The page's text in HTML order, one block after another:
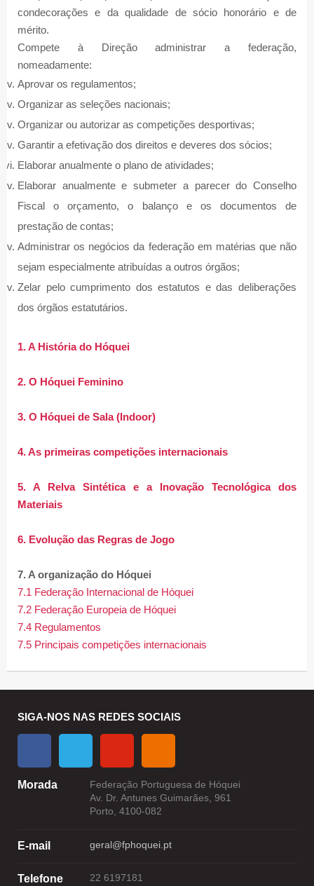
condecorações e da qualidade de sócio honorário e de
mérito.
Compete à Direção administrar a federação,
nomeadamente:
Aprovar os regulamentos;
Organizar as seleções nacionais;
Organizar ou autorizar as competições desportivas;
Garantir a efetivação dos direitos e deveres dos sócios;
Elaborar anualmente o plano de atividades;
Elaborar anualmente e submeter a parecer do Conselho
Fiscal o orçamento, o balanço e os documentos de
prestação de contas;
Administrar os negócios da federação em matérias que não
sejam especialmente atribuídas a outros órgãos;
Zelar pelo cumprimento dos estatutos e das deliberações
dos órgãos estatutários.
1. A História do Hóquei
2. O Hóquei Feminino
3. O Hóquei de Sala ( Indoor)
4. As primeiras competições internacionais
5. A Relva Sintética e a Inovação Tecnológica dos
Materiais
6. Evolução das Regras de Jogo
7. A organização do Hóquei
7.1 Federação Internacional de Hóquei
7.2 Federação Europeia de Hóquei
7.4 Regulamentos
7.5 Principais competições internacionais
SIGA-NOS NAS REDES SOCIAIS
Morada
Federação Portuguesa de Hóquei
Av. Dr. Antunes Guimarães, 961
Porto, 4100-082
E-mail geral@fphoquei.pt
Telefone 22 6197181